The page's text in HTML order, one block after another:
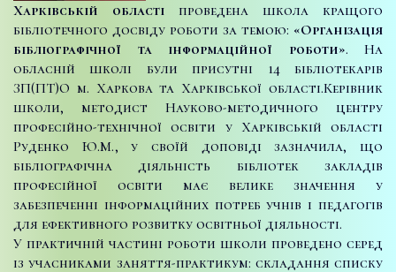
Харківській області проведена школа кращого
бібліотечного досвіду роботи за темою: «Організація
бібліографічної та інформаційної роботи». На
обласній школі були присутні 14 бібліотекарів
ЗП(ПТ)О м. Харкова та Харківської області.Керівник
школи, методист Науково-методичного центру
професійно-технічної освіти у Харківській області
Руденко Ю.М., у своїй доповіді зазначила, що
бібліографічна діяльність бібліотек закладів
професійної освіти має велике значення у
забезпеченні інформаційних потреб учнів і педагогів
для ефективного розвитку освітньої діяльності.
У практичній частині роботи школи проведено серед
із учасниками заняття-практикум: складання списку